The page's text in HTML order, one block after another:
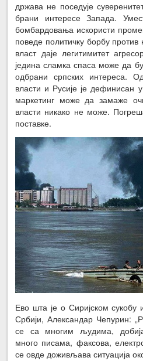
држава не поседује
брани интересе Запада.
бомбардовања искористи
поведе политичку борбу
власт даје легитимитет
једина сламка спаса може да
одбрани српских интереса.
власти и Русије је дефинисан
маркетинг може да замаже очи
власти никако не може.
поставке.
Ево шта је о Сиријском сукобу
Србији, Александар Чепурин:
се са многим људима,
много писама, факсова,
се овде доживљава ситуација